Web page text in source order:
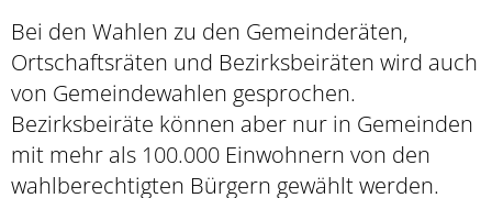
Bei den Wahlen zu den Gemeinderäten,
Ortschaftsräten und Bezirksbeiräten wird auch
von Gemeindewahlen gesprochen.
Bezirksbeiräte können aber nur in Gemeinden
mit mehr als 100.000 Einwohnern von den
wahlberechtigten Bürgern gewählt werden.